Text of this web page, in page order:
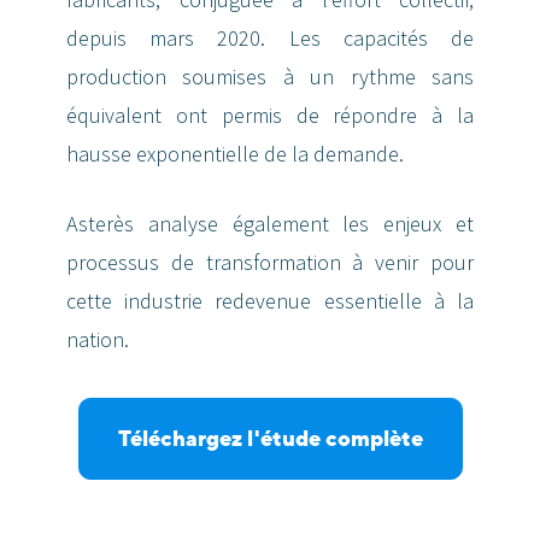
depuis mars 2020. Les capacités de
production soumises à un rythme sans
équivalent ont permis de répondre à la
hausse exponentielle de la demande.
Asterès analyse également les enjeux et
processus de transformation à venir pour
cette industrie redevenue essentielle à la
nation.
Téléchargez l'étude complète